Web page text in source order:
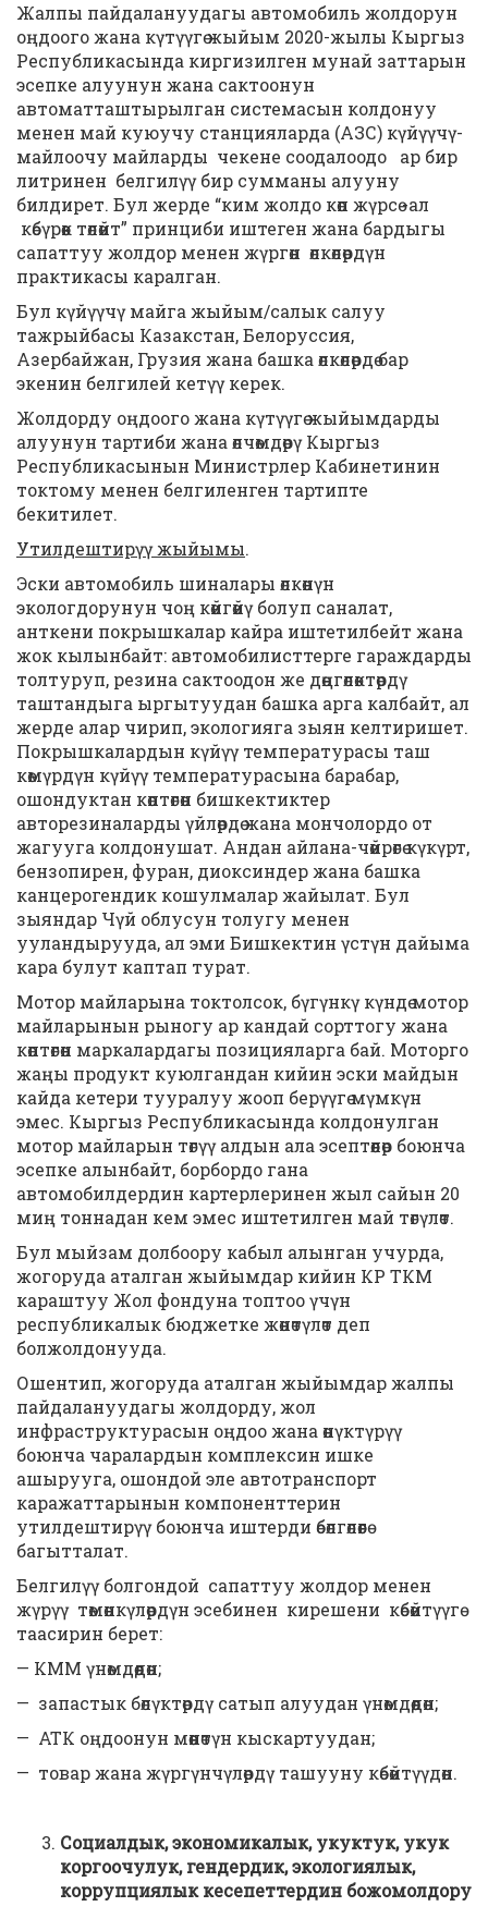
Жалпы пайдалануудагы автомобиль жолдорун
оңдоого жана күтүүгө жыйым 2020-жылы Кыргыз
Республикасында киргизилген мунай заттарын
эсепке алуунун жана сактоонун
автоматташтырылган системасын колдонуу
менен май куюучу станцияларда (АЗС) күйүүчү-
майлоочу майларды чекене соодалоодо ар бир
литринен белгилүү бир сумманы алууну
билдирет. Бул жерде “ким жолдо көп жүрсө -ал
көбүрөөк төлөйт” принциби иштеген жана бардыгы
сапаттуу жолдор менен жүргөн өлкөлөрдүн
практикасы каралган.
Бул күйүүчү майга жыйым/салык салуу
тажрыйбасы Казакстан, Белоруссия,
Азербайжан, Грузия жана башка өлкөлөрдө бар
экенин белгилей кетүү керек.
Жолдорду оңдоого жана күтүүгө жыйымдарды
алуунун тартиби жана өлчөмдөрү Кыргыз
Республикасынын Министрлер Кабинетинин
токтому менен белгиленген тартипте
бекитилет.
Утилдештирүү жыйымы.
Эски автомобиль шиналары өлкөнүн
экологдорунун чоң көйгөйү болуп саналат,
анткени покрышкалар кайра иштетилбейт жана
жок кылынбайт: автомобилисттерге гараждарды
толтуруп, резина сактоодон же дөңгөлөктөрдү
таштандыга ыргытуудан башка арга калбайт, ал
жерде алар чирип, экологияга зыян келтиришет.
Покрышкалардын күйүү температурасы таш
көмүрдүн күйүү температурасына барабар,
ошондуктан көптөгөн бишкектиктер
авторезиналарды үйлөрдө жана мончолордо от
жагууга колдонушат. Андан айлана-чөйрөгө күкүрт,
бензопирен, фуран, диоксиндер жана башка
канцерогендик кошулмалар жайылат. Бул
зыяндар Чүй облусун толугу менен
ууландырууда, ал эми Бишкектин үстүн дайыма
кара булут каптап турат.
Мотор майларына токтолсок, бүгүнкү күндө мотор
майларынын рыногу ар кандай сорттогу жана
көптөгөн маркалардагы позицияларга бай. Моторго
жаңы продукт куюлгандан кийин эски майдын
кайда кетери тууралуу жооп берүүгө мүмкүн
эмес. Кыргыз Республикасында колдонулган
мотор майларын төгүү алдын ала эсептөөлөр боюнча
эсепке алынбайт, борбордо гана
автомобилдердин картерлеринен жыл сайын 20
миң тоннадан кем эмес иштетилген май төгүлөт.
Бул мыйзам долбоору кабыл алынган учурда,
жогоруда аталган жыйымдар кийин КР ТКМ
караштуу Жол фондуна топтоо үчүн
республикалык бюджетке жөнөтүлөт деп
болжолдонууда.
Ошентип, жогоруда аталган жыйымдар жалпы
пайдалануудагы жолдорду, жол
инфраструктурасын оңдоо жана өнүктүрүү
боюнча чаралардын комплексин ишке
ашырууга, ошондой эле автотранспорт
каражаттарынын компоненттерин
утилдештирүү боюнча иштерди өбөлгөлөөгө
багытталат.
Белгилүү болгондой сапаттуу жолдор менен
жүрүү төмөнкүлөрдүн эсебинен кирешени көбөйтүүгө
таасирин берет:
— КММ үнөмдөөдөн;
— запастык бөлүктөрдү сатып алуудан үнөмдөөдөн;
— АТК оңдоонун мөөнөтүн кыскартуудан;
— товар жана жүргүнчүлөрдү ташууну көбөйтүүдөн.
Социалдык, экономикалык, укуктук, укук
коргоочулук, гендердик, экологиялык,
коррупциялык кесепеттердин божомолдору